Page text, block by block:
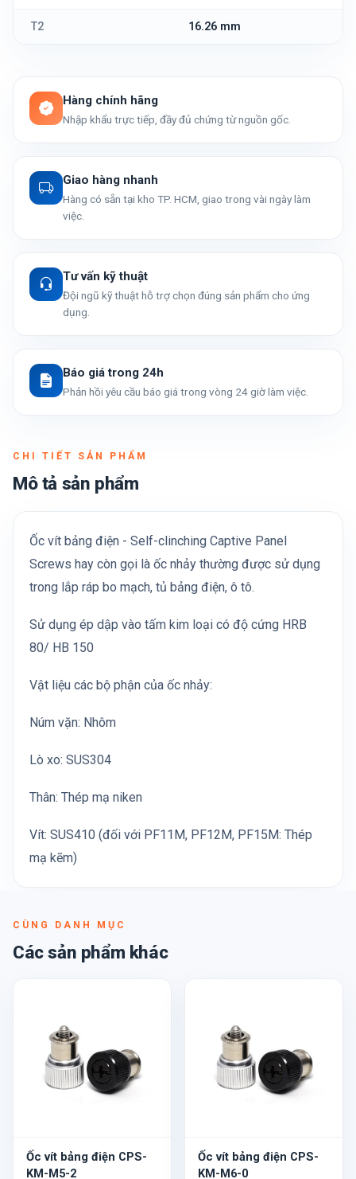
T2 16.26 mm
Hàng chính hãng
Nhập khẩu trực tiếp, đầy đủ chứng từ nguồn gốc.
Giao hàng nhanh
Hàng có sẵn tại kho TP. HCM, giao trong vài ngày làm
việc.
Tư vấn kỹ thuật
Đội ngũ kỹ thuật hỗ trợ chọn đúng sản phẩm cho ứng
dụng.
Báo giá trong 24h
Phản hồi yêu cầu báo giá trong vòng 24 giờ làm việc.
CHI TIẾT SẢN PHẨM
Mô tả sản phẩm
Ốc vít bảng điện - Self-clinching Captive Panel
Screws hay còn gọi là ốc nhảy thường được sử dụng
trong lắp ráp bo mạch, tủ bảng điện, ô tô.
Sử dụng ép dập vào tấm kim loại có độ cứng HRB
80/ HB 150
Vật liệu các bộ phận của ốc nhảy:
Núm vặn: Nhôm
Lò xo: SUS304
Thân: Thép mạ niken
Vít: SUS410 (đối với PF11M, PF12M, PF15M: Thép
mạ kẽm)
CÙNG DANH MỤC
Các sản phẩm khác
Ốc vít bảng điện CPS-
KM-M5-2
Ốc vít bảng điện CPS-
KM-M6-0